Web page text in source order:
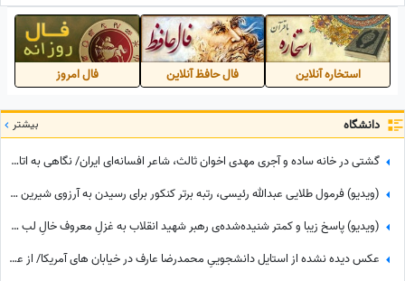
استخاره آنلاین فال حافظ آنلاین فال امروز
دانشگاه بیشتر
گشتی در خانه ساده و آجری مهدی اخوان ثالث، شاعر افسانه‌ای ایران/ نگاهی به اتاق کارِ نُقلی او با قفسه های فلزی و میز چوبی نوستالژیک😍
(ویدیو) فرمول طلایی عبدالله رئیسی، رتبه برتر کنکور برای رسیدن به آرزوی شیرین کودکی: آموخته‌ام که باخدا همه چیز ممکن است اگر...😍
(ویدیو) پاسخ زیبا و کمتر شنیده‌شده‌ی رهبر شهید انقلاب به غزلِ معروف خالِ لب امام خمینی: تو که خود خال لبی از چه گرفتار شدی...
عکس دیده نشده از استایل دانشجوییِ محمدرضا عارف در خیابان های آمریکا/ از عینک فریم‌درشت تا پیراهن راه‌راه با رنگ شاد